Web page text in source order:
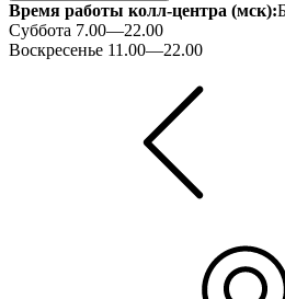
Время работы колл-центра (мск):
Суббота 7.00—22.00
Воскресенье 11.00—22.00